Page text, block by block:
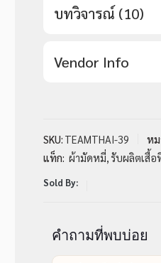
บทวิจารณ์ (10)
Vendor Info
SKU: TEAMTHAI-39 ห
แท็ก: ผ้ามัดหมี่, รับผลิตเสื้อ
Sold By:
คำถามที่พบบ่อย